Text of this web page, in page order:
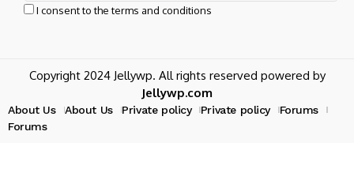
I consent to the terms and conditions
Copyright 2024 Jellywp. All rights reserved powered by
Jellywp.com
About Us About Us Private policy Private policy
Forums
Forums